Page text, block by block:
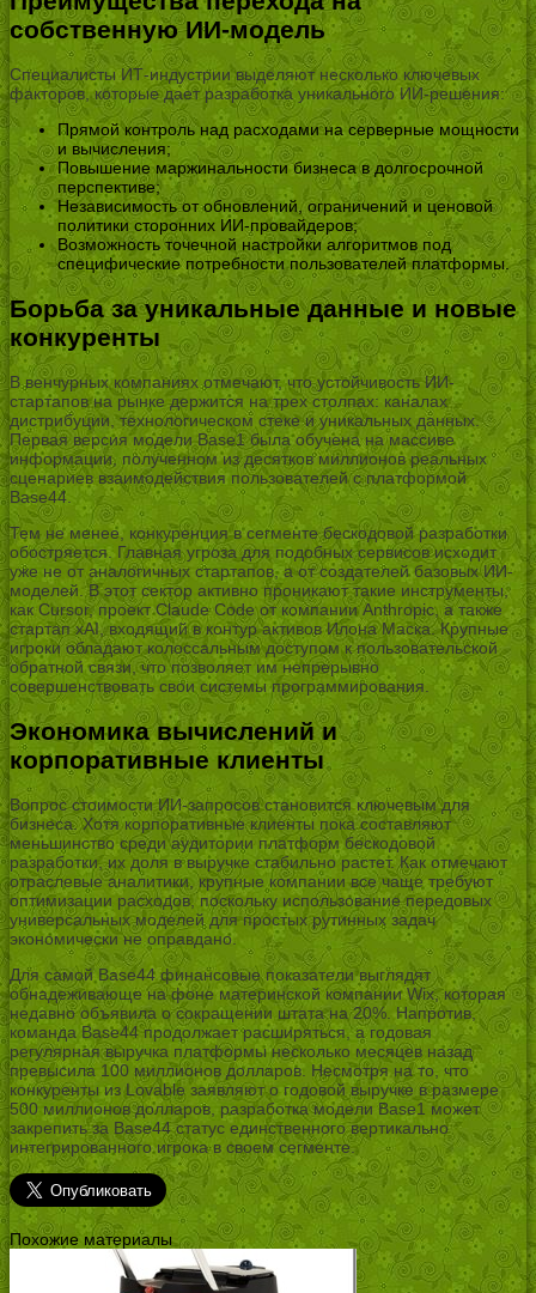
собственную ИИ-модель
Специалисты ИТ-индустрии выделяют несколько ключевых
факторов, которые дает разработка уникального ИИ-решения:
Прямой контроль над расходами на серверные мощности
и вычисления;
Повышение маржинальности бизнеса в долгосрочной
перспективе;
Независимость от обновлений, ограничений и ценовой
политики сторонних ИИ-провайдеров;
Возможность точечной настройки алгоритмов под
специфические потребности пользователей платформы.
Борьба за уникальные данные и новые
конкуренты
В венчурных компаниях отмечают, что устойчивость ИИ-
стартапов на рынке держится на трех столпах: каналах
дистрибуции, технологическом стеке и уникальных данных.
Первая версия модели Base1 была обучена на массиве
информации, полученном из десятков миллионов реальных
сценариев взаимодействия пользователей с платформой
Base44.
Тем не менее, конкуренция в сегменте бескодовой разработки
обостряется. Главная угроза для подобных сервисов исходит
уже не от аналогичных стартапов, а от создателей базовых ИИ-
моделей. В этот сектор активно проникают такие инструменты,
как Cursor, проект Claude Code от компании Anthropic, а также
стартап xAI, входящий в контур активов Илона Маска. Крупные
игроки обладают колоссальным доступом к пользовательской
обратной связи, что позволяет им непрерывно
совершенствовать свои системы программирования.
Экономика вычислений и
корпоративные клиенты
Вопрос стоимости ИИ-запросов становится ключевым для
бизнеса. Хотя корпоративные клиенты пока составляют
меньшинство среди аудитории платформ бескодовой
разработки, их доля в выручке стабильно растет. Как отмечают
отраслевые аналитики, крупные компании все чаще требуют
оптимизации расходов, поскольку использование передовых
универсальных моделей для простых рутинных задач
экономически не оправдано.
Для самой Base44 финансовые показатели выглядят
обнадеживающе на фоне материнской компании Wix, которая
недавно объявила о сокращении штата на 20%. Напротив,
команда Base44 продолжает расширяться, а годовая
регулярная выручка платформы несколько месяцев назад
превысила 100 миллионов долларов. Несмотря на то, что
конкуренты из Lovable заявляют о годовой выручке в размере
500 миллионов долларов, разработка модели Base1 может
закрепить за Base44 статус единственного вертикально
интегрированного игрока в своем сегменте.
Похожие материалы